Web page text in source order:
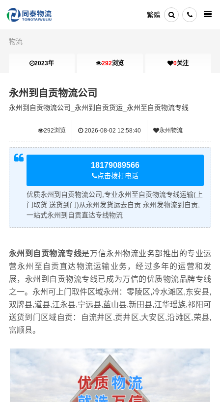
繁體
物流
2023年 292浏览 0关注
永州到自贡物流公司
永州到自贡物流公司_永州到自贡货运_永州至自贡物流专线
292浏览 2026-08-02 12:58:40 永州物流
18179089566
点击拨打电话
优质永州到自贡物流公司,专业永州至自贡物流专线运输(上
门取货 送货到门)从永州发货运去自贡 永州发物流到自贡,
一站式永州到自贡直达专线物流
永州到自贡物流专线是万信永州物流业务部推出的专业运
营永州至自贡直达物流运输业务，经过多年的运营和发
展，永州到自贡物流专线已成为万信的优质物流品牌专线
之一。永州可上门取件区域永州：零陵区,冷水滩区,东安县,
双牌县,道县,江永县,宁远县,蓝山县,新田县,江华瑶族,祁阳可
送货到门区域自贡：自流井区,贡井区,大安区,沿滩区,荣县,
富顺县。